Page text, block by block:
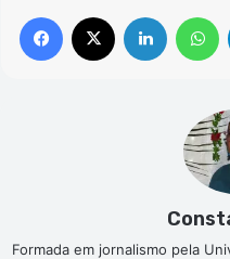
Facebook Linkedin
Formada em jornalismo pela